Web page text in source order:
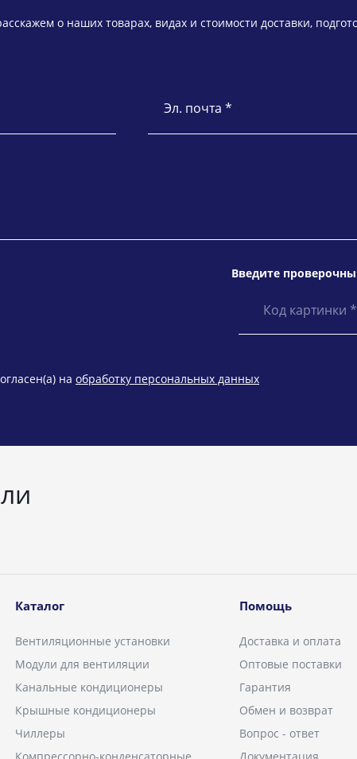
о наших товарах, видах и стоимости доставки,
Эл. почта *
Введите
на обработку персональных данных
Каталог
Вентиляционные установки
Модули для вентиляции
Канальные кондиционеры
Крышные кондиционеры
Чиллеры
Помощь
Доставка и оплата
Оптовые поставки
Гарантия
Обмен и возврат
Вопрос - ответ